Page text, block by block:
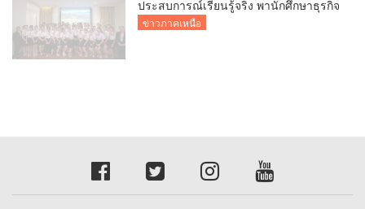
ประสบการณ์เรียนรู้จริง พานักศึกษาธุรกิจ
การบินและการท่องเที่ยวศึกษาดูงาน
ข่าวภาคเหนือ